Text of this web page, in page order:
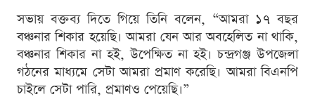
সভায় বক্তব্য দিতে গিয়ে তিনি বলেন, “আমরা ১৭ বছর
বঞ্চনার শিকার হয়েছি। আমরা যেন আর অবহেলিত না থাকি,
বঞ্চনার শিকার না হই, উপেক্ষিত না হই। চন্দ্রগঞ্জ উপজেলা
গঠনের মাধ্যমে সেটা আমরা প্রমাণ করেছি। আমরা বিএনপি
চাইলে সেটা পারি, প্রমাণও পেয়েছি।”